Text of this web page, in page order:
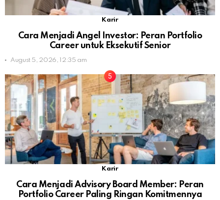
Karir
Cara Menjadi Angel Investor: Peran Portfolio
Career untuk Eksekutif Senior
August 5, 2026, 12:35 am
Karir
Cara Menjadi Advisory Board Member: Peran
Portfolio Career Paling Ringan Komitmennya